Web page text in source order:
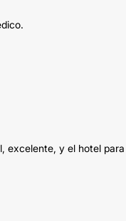
excelente, y el hotel